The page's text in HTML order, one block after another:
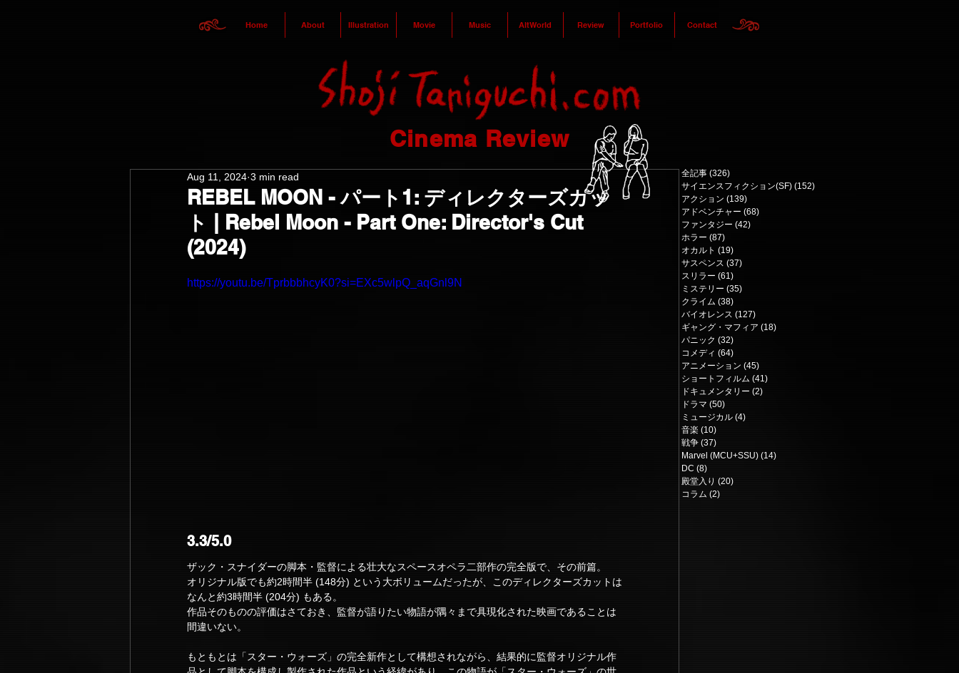
Home About Illustration Movie Music AltWorld Review Portfolio Contact
Cinema Review
REBEL MOON - パート1: ディレクターズカッ
ト | Rebel Moon - Part One: Director's Cut
(2024)
Aug 11, 2024 3 min read
https://youtu.be/TprbbbhcyK0?si=EXc5wlpQ_aqGnl9N
3.3/5.0
ザック・スナイダーの脚本・監督による壮大なスペースオペラ二部作の完全版で、その前篇。
オリジナル版でも約2時間半 (148分) という大ボリュームだったが、このディレクターズカットは
なんと約3時間半 (204分) もある。
作品そのものの評価はさておき、監督が語りたい物語が隅々まで具現化された映画であることは
間違いない。
もともとは「スター・ウォーズ」の完全新作として構想されながら、結果的に監督オリジナル作
全記事 (326)
サイエンスフィクション(SF) (152)
アクション (139)
アドベンチャー (68)
ファンタジー (42)
ホラー (87)
オカルト (19)
サスペンス (37)
スリラー (61)
ミステリー (35)
クライム (38)
バイオレンス (127)
ギャング・マフィア (18)
パニック (32)
コメディ (64)
アニメーション (45)
ショートフィルム (41)
ドキュメンタリー (2)
ドラマ (50)
ミュージカル (4)
音楽 (10)
戦争 (37)
Marvel (MCU+SSU) (14)
DC (8)
殿堂入り (20)
コラム (2)